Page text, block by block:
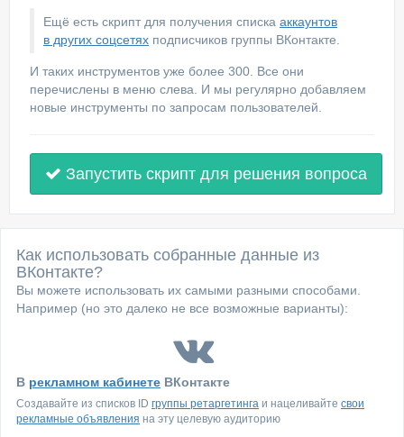
Ещё есть скрипт для получения списка аккаунтов
в других соцсетях подписчиков группы ВКонтакте.
И таких инструментов уже более 300. Все они
перечислены в меню слева. И мы регулярно добавляем
новые инструменты по запросам пользователей.
Запустить скрипт для решения вопроса
Как использовать собранные данные из
ВКонтакте?
Вы можете использовать их самыми разными способами.
Например (но это далеко не все возможные варианты):
В рекламном кабинете ВКонтакте
Создавайте из списков ID группы ретаргетинга и нацеливайте свои
рекламные объявления на эту целевую аудиторию